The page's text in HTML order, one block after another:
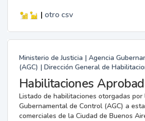
| otro csv
Ministerio de Justicia | Agencia
(AGC) | Dirección General de
Habilitaciones
Listado de habilitaciones otorgadas por
Gubernamental de Control (AGC) a
comerciales de la Ciudad de Buenos